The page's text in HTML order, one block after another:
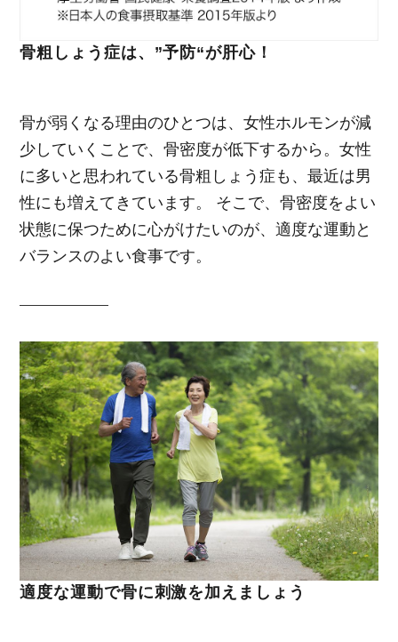
骨粗しょう症は、”予防“が肝心！
骨が弱くなる理由のひとつは、女性ホルモンが減
少していくことで、骨密度が低下するから。女性
に多いと思われている骨粗しょう症も、最近は男
性にも増えてきています。 そこで、骨密度をよい
状態に保つために心がけたいのが、適度な運動と
バランスのよい食事です。
適度な運動で骨に刺激を加えましょう